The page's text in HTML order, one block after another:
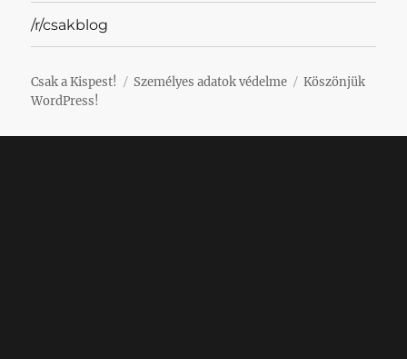
/r/csakblog
Csak a Kispest! Személyes adatok védelme
Köszönjük
WordPress!